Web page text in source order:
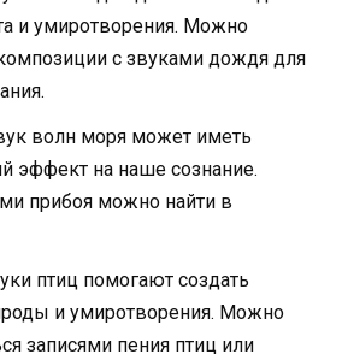
и умиротворения. Можно
с звуками дождя для
волн моря может иметь
эффект на наше сознание.
прибоя можно найти в
птиц помогают создать
и умиротворения. Можно
записями пения птиц или